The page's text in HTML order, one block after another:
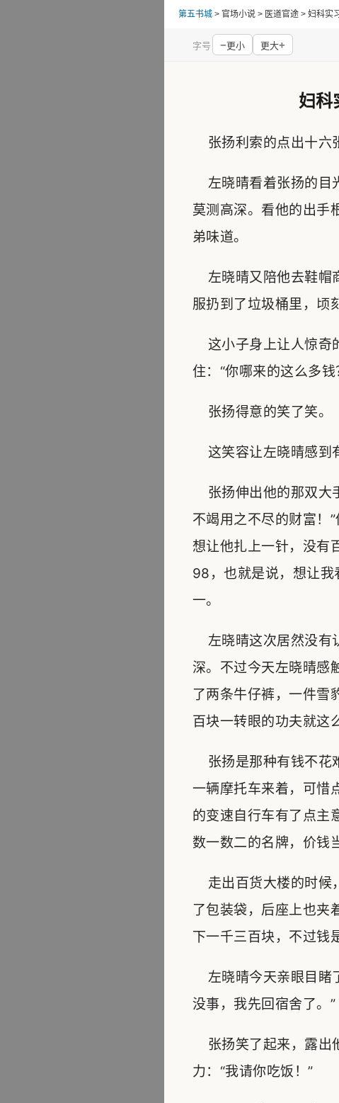
第五书城 > 官场小说 > 医道官途 > 妇科实
字号 −更小 更大+
妇科
张扬利索的点出十六
左晓晴看着张扬的目
莫测高深。看他的出手
弟味道。
左晓晴又陪他去鞋帽
服扔到了垃圾桶里，顷
这小子身上让人惊奇
住：“你哪来的这么多钱
张扬得意的笑了笑。
这笑容让左晓晴感到
张扬伸出他的那双大
不竭用之不尽的财富！
想让他扎上一针，没有
98，也就是说，想让我
一。
左晓晴这次居然没有
深。不过今天左晓晴感
了两条牛仔裤，一件雪
百块一转眼的功夫就这
张扬是那种有钱不花
一辆摩托车来着，可惜
的变速自行车有了点主
数一数二的名牌，价钱
走出百货大楼的时候
了包装袋，后座上也夹
下一千三百块，不过钱
左晓晴今天亲眼目睹
没事，我先回宿舍了。”
张扬笑了起来，露出
力：“我请你吃饭！”